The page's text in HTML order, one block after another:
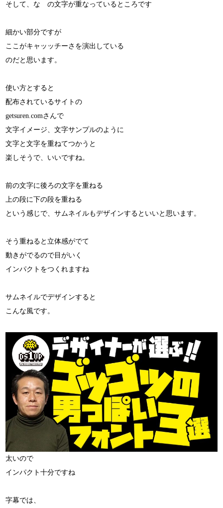
そして、な の文字が重なっているところです
細かい部分ですが
ここがキャッッチーさを演出している
のだと思います。
使い方とすると
配布されているサイトの
getsuren.comさんで
文字イメージ、文字サンプルのように
文字と文字を重ねてつかうと
楽しそうで、いいですね。
前の文字に後ろの文字を重ねる
上の段に下の段を重ねる
という感じで、サムネイルもデザインするといいと思います。
そう重ねると立体感がでて
動きがでるので目がいく
インパクトをつくれますね
サムネイルでデザインすると
こんな風です。
太いので
インパクト十分ですね
字幕では、